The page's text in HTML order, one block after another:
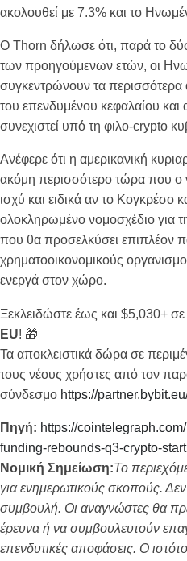
ακολουθεί με 7.3% και το
Ο Thorn δήλωσε ότι, παρά το
των προηγούμενων ετών, οι
συγκεντρώνουν τα περισσότερα
του επενδυμένου κεφαλαίου και
συνεχιστεί υπό τη φιλο-crypto
Ανέφερε ότι η αμερικανική
ακόμη περισσότερο τώρα που ο
ισχύ και ειδικά αν το Κογκρέσο
ολοκληρωμένο νομοσχέδιο για
που θα προσελκύσει επιπλέον
χρηματοοικονομικούς
ενεργά στον χώρο.
Ξεκλειδώστε έως και $5,030+
EU! 🎁
Τα αποκλειστικά δώρα σε
τους νέους χρήστες από τον
σύνδεσμο https://
Πηγή: https://
funding-rebounds-q3-crypto-
Νομική Σημείωση:Το
για ενημερωτικούς σκοπούς.
συμβουλή. Οι αναγνώστες θα
έρευνα ή να συμβουλευτούν
επενδυτικές αποφάσεις. Ο